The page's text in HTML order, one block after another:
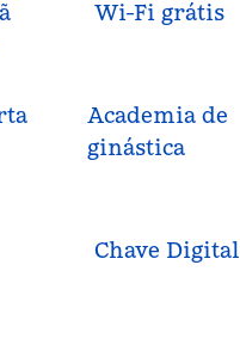
Wi-Fi grátis
Academia de
ginástica
Chave Digital